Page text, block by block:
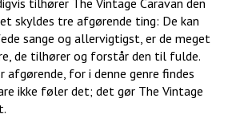
tilhører The Vintage Caravan den
skyldes tre afgørende ting: De kan
sange og allervigtigst, er de meget
de tilhører og forstår den til fulde.
for i denne genre findes
ikke føler det; det gør The Vintage